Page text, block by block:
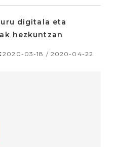
digitala eta
hezkuntzan
2020-03-18 / 2020-04-22